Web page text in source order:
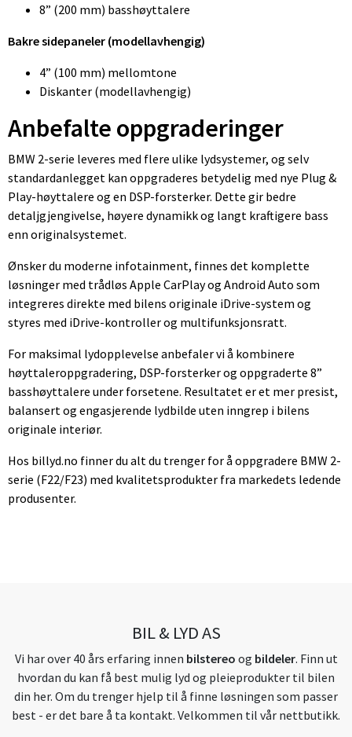
8” (200 mm) basshøyttalere
Bakre sidepaneler (modellavhengig)
4” (100 mm) mellomtone
Diskanter (modellavhengig)
Anbefalte oppgraderinger
BMW 2-serie leveres med flere ulike lydsystemer, og selv
standardanlegget kan oppgraderes betydelig med nye Plug &
Play-høyttalere og en DSP-forsterker. Dette gir bedre
detaljgjengivelse, høyere dynamikk og langt kraftigere bass
enn originalsystemet.
Ønsker du moderne infotainment, finnes det komplette
løsninger med trådløs Apple CarPlay og Android Auto som
integreres direkte med bilens originale iDrive-system og
styres med iDrive-kontroller og multifunksjonsratt.
For maksimal lydopplevelse anbefaler vi å kombinere
høyttaleroppgradering, DSP-forsterker og oppgraderte 8”
basshøyttalere under forsetene. Resultatet er et mer presist,
balansert og engasjerende lydbilde uten inngrep i bilens
originale interiør.
Hos billyd.no finner du alt du trenger for å oppgradere BMW 2-
serie (F22/F23) med kvalitetsprodukter fra markedets ledende
produsenter.
BIL & LYD AS
Vi har over 40 års erfaring innen bilstereo og bildeler. Finn ut
hvordan du kan få best mulig lyd og pleieprodukter til bilen
din her. Om du trenger hjelp til å finne løsningen som passer
best - er det bare å ta kontakt. Velkommen til vår nettbutikk.